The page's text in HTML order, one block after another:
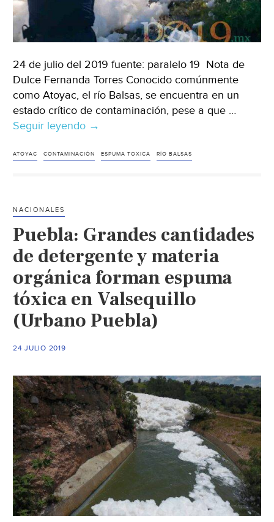
24 de julio del 2019 fuente: paralelo 19 Nota de
Dulce Fernanda Torres Conocido comúnmente
como Atoyac, el río Balsas, se encuentra en un
estado crítico de contaminación, pese a que …
Seguir leyendo Puebla:
río
aguas
contaminadas
(paralelo
19)
→
ATOYAC CONTAMINACIÓN ESPUMA TOXICA RÍO BALSAS
NACIONALES
Puebla: Grandes cantidades
de detergente y materia
orgánica forman espuma
tóxica en Valsequillo
(Urbano Puebla)
24 JULIO 2019